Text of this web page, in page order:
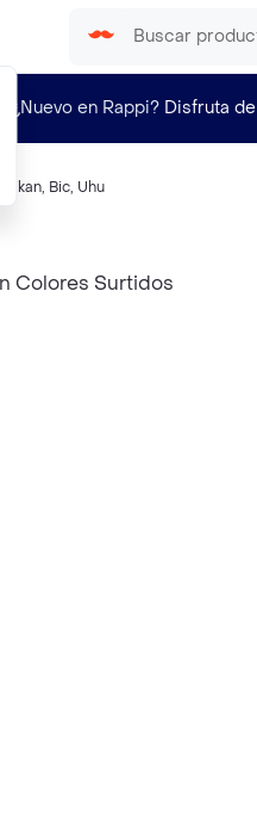
¿Nuevo en Rappi? Disfruta de
Pelikan, Bic, Uhu